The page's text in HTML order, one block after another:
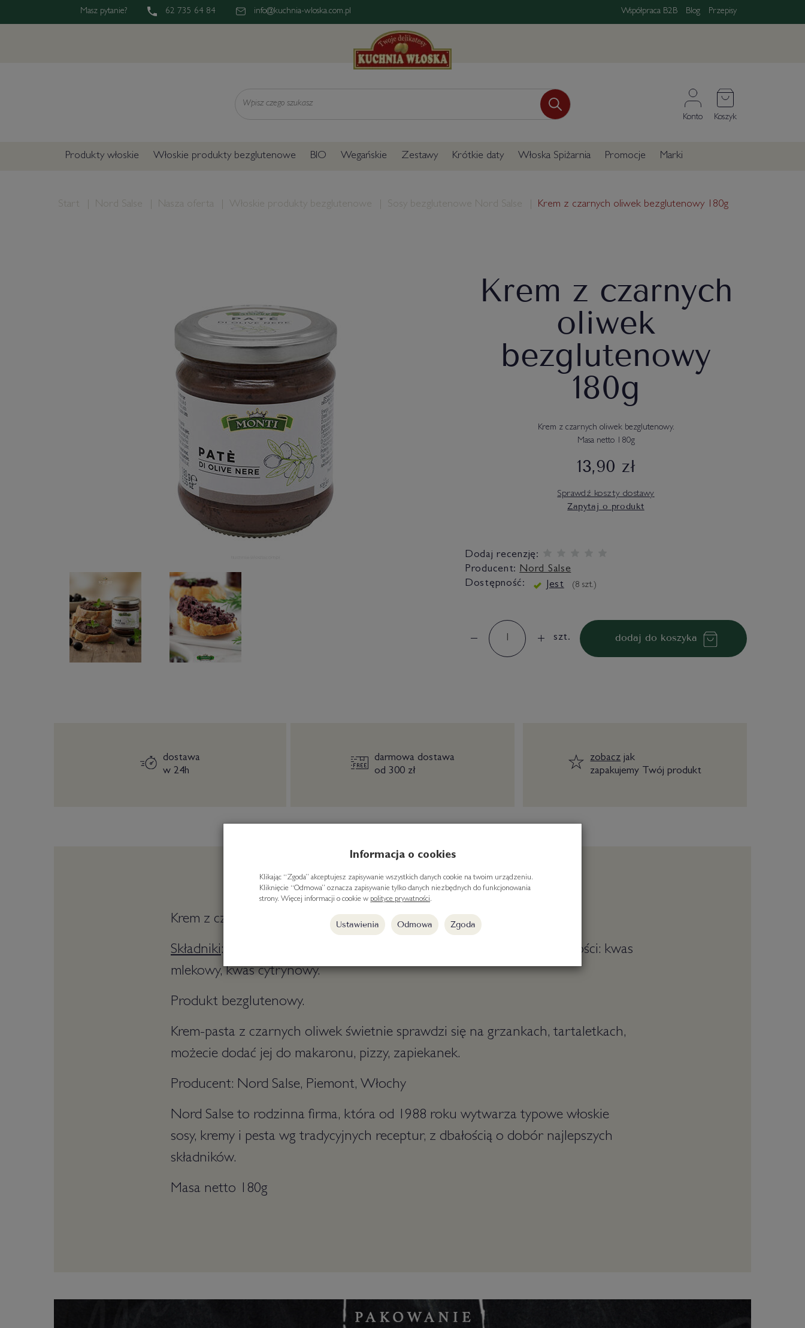
Masz pytanie? 62 735 64 84 info@kuchnia-wloska.com.pl Współpraca B2B Blog Przepisy
Konto Koszyk
Produkty włoskie Włoskie produkty bezglutenowe BIO Wegańskie Zestawy Krótkie daty Włoska Spiżarnia Promocje Marki
Start Nord Salse Nasza oferta Włoskie produkty bezglutenowe Sosy bezglutenowe Nord Salse Krem z czarnych oliwek bezglutenowy 180g
Krem z czarnych
oliwek
bezglutenowy
180g
Krem z czarnych oliwek bezglutenowy.
Masa netto 180g
13,90 zł
Sprawdź koszty dostawy
Zapytaj o produkt
Dodaj recenzję:
Producent: Nord Salse
Dostępność:
Jest ( 8 szt.)
szt. dodaj do koszyka
dostawa
w 24h
darmowa dostawa
od 300 zł
zobaczjak
zapakujemy Twój produkt
Krem z czarnych oliwek.
Składniki: oliwki czarne 79%, olej słonecznikowy, sól, regulator kwasowości: kwas
mlekowy, kwas cytrynowy.
Produkt bezglutenowy.
Krem-pasta z czarnych oliwek świetnie sprawdzi się na grzankach, tartaletkach,
możecie dodać jej do makaronu, pizzy, zapiekanek.
Producent: Nord Salse, Piemont, Włochy
Nord Salse to rodzinna firma, która od 1988 roku wytwarza typowe włoskie
sosy, kremy i pesta wg tradycyjnych receptur, z dbałością o dobór najlepszych
składników.
Masa netto 180g
Informacja o cookies
Klikając “Zgoda” akceptujesz zapisywanie wszystkich danych cookie na twoim urządzeniu.
Kliknięcie “Odmowa” oznacza zapisywanie tylko danych niezbędnych do funkcjonowania
strony. Więcej informacji o cookie w polityce prywatności.
Ustawienia Odmowa Zgoda